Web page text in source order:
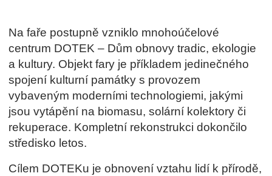
Na faře postupně vzniklo mnohoúčelové
centrum DOTEK – Dům obnovy tradic, ekologie
a kultury. Objekt fary je příkladem jedinečného
spojení kulturní památky s provozem
vybaveným moderními technologiemi, jakými
jsou vytápění na biomasu, solární kolektory či
rekuperace. Kompletní rekonstrukci dokončilo
středisko letos.
Cílem DOTEKu je obnovení vztahu lidí k přírodě,